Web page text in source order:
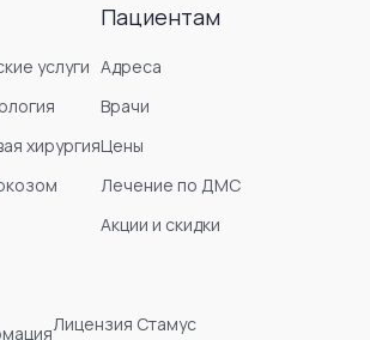
услуги
хирургия
Пациентам
Адреса
Врачи
Цены
Лечение по ДМС
Акции и скидки
Лицензия Стамус